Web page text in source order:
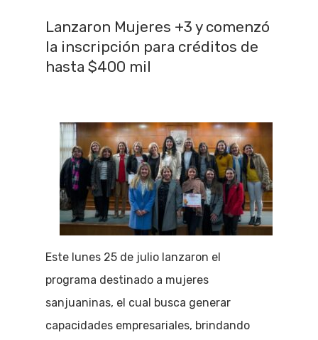
Lanzaron Mujeres +3 y comenzó
la inscripción para créditos de
hasta $400 mil
Este lunes 25 de julio lanzaron el
programa destinado a mujeres
sanjuaninas, el cual busca generar
capacidades empresariales, brindando